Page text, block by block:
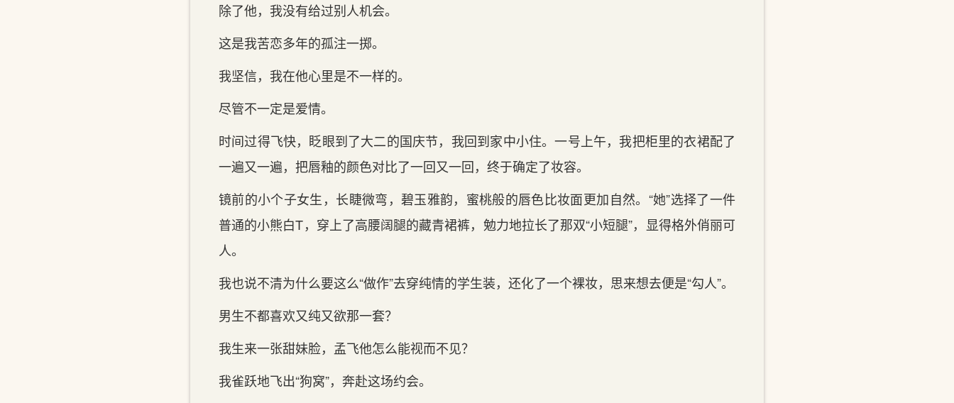
除了他，我没有给过别人机会。
这是我苦恋多年的孤注一掷。
我坚信，我在他心里是不一样的。
尽管不一定是爱情。
时间过得飞快，眨眼到了大二的国庆节，我回到家中小住。一号上午，我把柜里的衣裙配了
一遍又一遍，把唇釉的颜色对比了一回又一回，终于确定了妆容。
镜前的小个子女生，长睫微弯，碧玉雅韵，蜜桃般的唇色比妆面更加自然。“她”选择了一件
普通的小熊白T，穿上了高腰阔腿的藏青裙裤，勉力地拉长了那双“小短腿”，显得格外俏丽可
人。
我也说不清为什么要这么“做作”去穿纯情的学生装，还化了一个裸妆，思来想去便是“勾人”。
男生不都喜欢又纯又欲那一套？
我生来一张甜妹脸，孟飞他怎么能视而不见？
我雀跃地飞出“狗窝”，奔赴这场约会。